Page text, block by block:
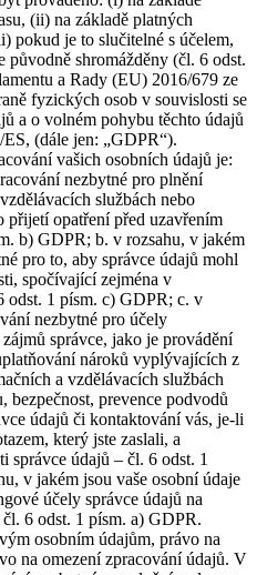
(ii) na základě platných
pokud je to slučitelné s účelem,
shromážděny (čl. 6 odst.
a Rady (EU) 2016/679 ze
fyzických osob v souvislosti se
a o volném pohybu těchto údajů
(dále jen: „GDPR“).
vašich osobních údajů je:
nezbytné pro plnění
službách nebo
přijetí opatření před uzavřením
b) GDPR; b. v rozsahu, v jakém
pro to, aby správce údajů mohl
spočívající zejména v
odst. 1 písm. c) GDPR; c. v
nezbytné pro účely
správce, jako je provádění
nároků vyplývajících z
a vzdělávacích službách
bezpečnost, prevence podvodů
údajů či kontaktování vás, je-li
který jste zaslali, a
správce údajů – čl. 6 odst. 1
v jakém jsou vaše osobní údaje
účely správce údajů na
6 odst. 1 písm. a) GDPR.
osobním údajům, právo na
na omezení zpracování údajů. V